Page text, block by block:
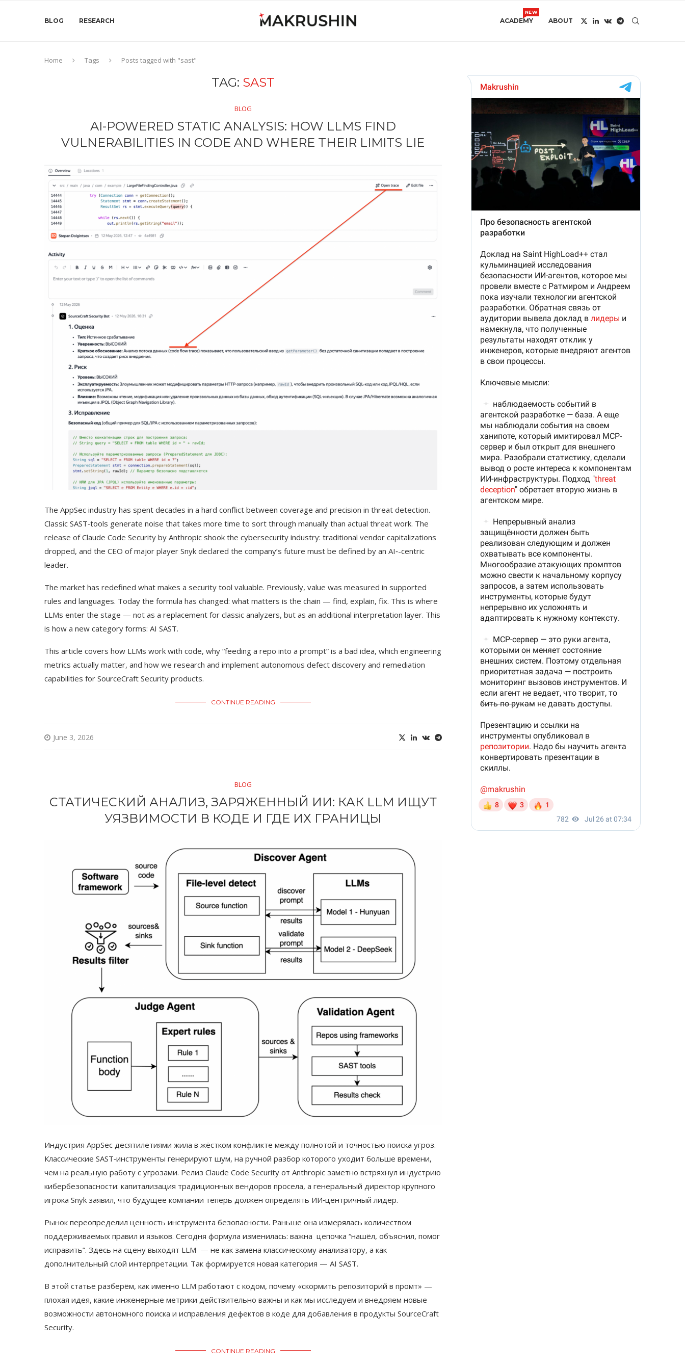
BLOG RESEARCH ACADEMY
NEW
ABOUT
Home Tags Posts tagged with "sast"
TAG: SAST
BLOG
AI-POWERED STATIC ANALYSIS: HOW LLMS FIND
VULNERABILITIES IN CODE AND WHERE THEIR LIMITS LIE
The AppSec industry has spent decades in a hard conflict between coverage and precision in threat detection.
Classic SAST‑tools generate noise that takes more time to sort through manually than actual threat work. The
release of Claude Code Security by Anthropic shook the cybersecurity industry: traditional vendor capitalizations
dropped, and the CEO of major player Snyk declared the company’s future must be defined by an AI‑-centric
leader.
The market has redefined what makes a security tool valuable. Previously, value was measured in supported
rules and languages. Today the formula has changed: what matters is the chain — find, explain, fix. This is where
LLMs enter the stage — not as a replacement for classic analyzers, but as an additional interpretation layer. This
is how a new category forms: AI SAST.
This article covers how LLMs work with code, why “feeding a repo into a prompt” is a bad idea, which engineering
metrics actually matter, and how we research and implement autonomous defect discovery and remediation
capabilities for SourceCraft Security products.
CONTINUE READING
June 3, 2026
BLOG
СТАТИЧЕСКИЙ АНАЛИЗ, ЗАРЯЖЕННЫЙ ИИ: КАК LLM ИЩУТ
УЯЗВИМОСТИ В КОДЕ И ГДЕ ИХ ГРАНИЦЫ
Индустрия AppSec десятилетиями жила в жёстком конфликте между полнотой и точностью поиска угроз.
Классические SAST‑инструменты генерируют шум, на ручной разбор которого уходит больше времени,
чем на реальную работу с угрозами. Релиз Claude Code Security от Anthropic заметно встряхнул индустрию
кибербезопасности: капитализация традиционных вендоров просела, а генеральный директор крупного
игрока Snyk заявил, что будущее компании теперь должен определять ИИ‑центричный лидер.
Рынок переопределил ценность инструмента безопасности. Раньше она измерялась количеством
поддерживаемых правил и языков. Сегодня формула изменилась: важна цепочка “нашёл, объяснил, помог
исправить”. Здесь на сцену выходят LLM — не как замена классическому анализатору, а как
дополнительный слой интерпретации. Так формируется новая категория — AI SAST.
В этой статье разберём, как именно LLM работают с кодом, почему «скормить репозиторий в промт» —
плохая идея, какие инженерные метрики действительно важны и как мы исследуем и внедряем новые
возможности автономного поиска и исправления дефектов в коде для добавления в продукты SourceCraft
Security.
CONTINUE READING